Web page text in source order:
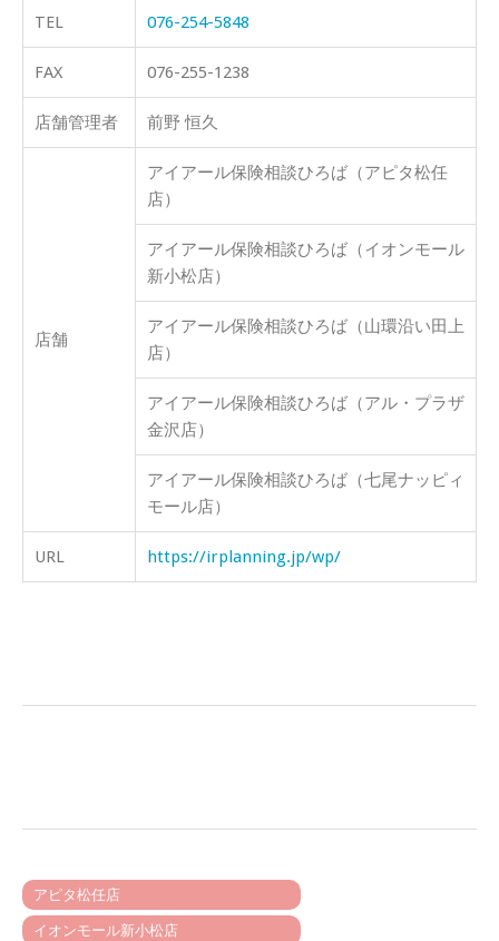
TEL 076-254-5848
FAX 076-255-1238
店舗管理者 前野 恒久
店舗
アイアール保険相談ひろば（アピタ松任
店）
アイアール保険相談ひろば（イオンモール
新小松店）
アイアール保険相談ひろば（山環沿い田上
店）
アイアール保険相談ひろば（アル・プラザ
金沢店）
アイアール保険相談ひろば（七尾ナッピィ
モール店）
URL https://irplanning.jp/wp/
アピタ松任店
イオンモール新小松店